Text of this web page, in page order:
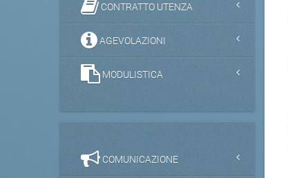
CONTRATTO UTENZA
AGEVOLAZIONI
MODULISTICA
COMUNICAZIONE